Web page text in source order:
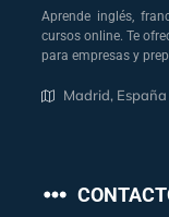
Aprende inglés,
cursos online. Te
para empresas y
Madrid, España